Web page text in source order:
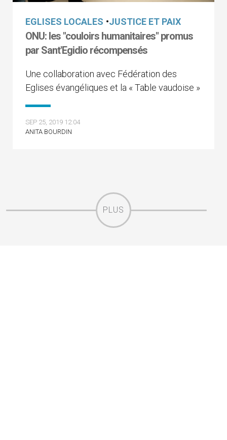
EGLISES LOCALES •JUSTICE ET PAIX
ONU: les "couloirs humanitaires" promus
par Sant'Egidio récompensés
Une collaboration avec Fédération des
Eglises évangéliques et la « Table vaudoise »
SEP 25, 2019 12:04
ANITA BOURDIN
PLUS